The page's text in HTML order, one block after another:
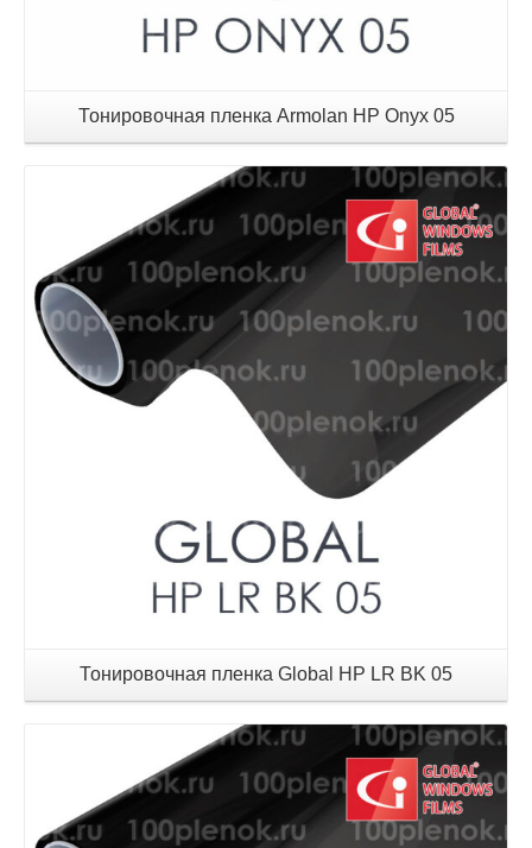
Тонировочная пленка Armolan HP Onyx 05
Детали
Тонировочная пленка Global HP LR BK 05
Детали